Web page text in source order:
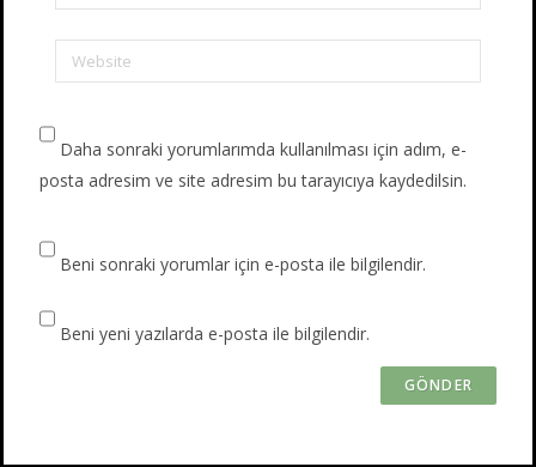
Website
Daha sonraki yorumlarımda kullanılması için adım, e-
posta adresim ve site adresim bu tarayıcıya kaydedilsin.
Beni sonraki yorumlar için e-posta ile bilgilendir.
Beni yeni yazılarda e-posta ile bilgilendir.